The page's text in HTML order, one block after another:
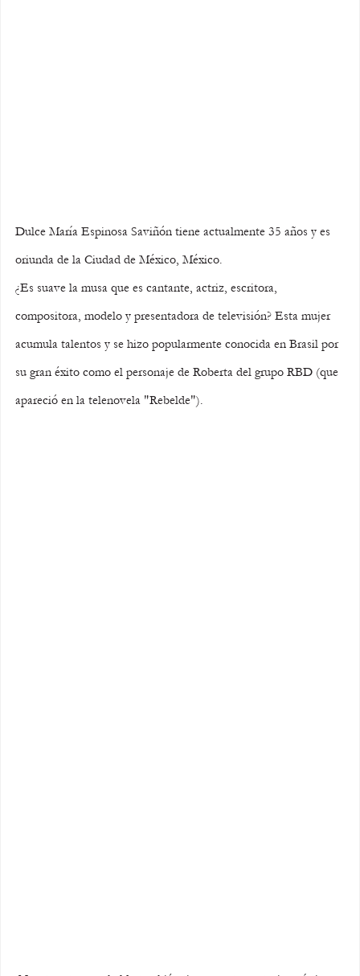
Dulce María Espinosa Saviñón tiene actualmente 35 años y es
oriunda de la Ciudad de México, México.
¿Es suave la musa que es cantante, actriz, escritora,
compositora, modelo y presentadora de televisión? Esta mujer
acumula talentos y se hizo popularmente conocida en Brasil por
su gran éxito como el personaje de Roberta del grupo RBD (que
apareció en la telenovela "Rebelde").